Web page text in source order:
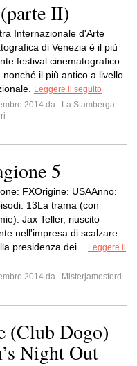
II)
Internazionale d'Arte
di Venezia è il più
festival cinematografico
nonché il più antico a livello
Leggere il seguito
2014 da
La Stamberga
5
FXOrigine: USAAnno:
13La trama (con
Jax Teller, riuscito
nell'impresa di scalzare
presidenza dei...
Leggere il
2014 da
Misterjamesford
(Club Dogo)
Night Out